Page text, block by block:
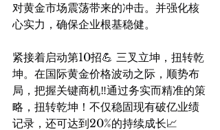
对黄金市场震荡带来的冲击。并强化核
心实力，确保企业根基稳健。
紧接着启动第10招💪 三叉立坤，扭转乾
坤。在国际黄金价格波动之际，顺势布
局，把握关键商机‼️通过务实而精准的策
略，扭转乾坤！不仅稳固现有破亿业绩
记录，还可达到20%的持续成长📈